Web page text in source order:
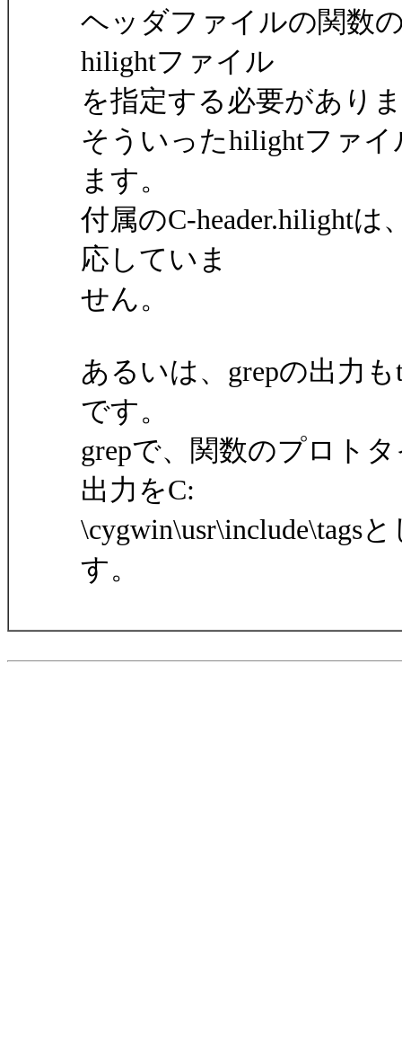
ヘッダファイルの関数
hilightファイル
を指定する必要があり
そういったhilightファ
ます。
付属のC-header.hilight
応していま
せん。
あるいは、grepの出力
です。
grepで、関数のプロト
出力をC:
\cygwin\usr\include\tags
す。